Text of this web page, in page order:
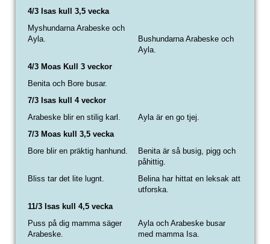
4/3 Isas kull 3,5 vecka
Myshundarna Arabeske och
Ayla.
Bushundarna Arabeske och
Ayla.
4/3 Moas Kull 3 veckor
Benita och Bore busar.
7/3 Isas kull 4 veckor
Arabeske blir en stilig karl.
Ayla är en go tjej.
7/3 Moas kull 3,5 vecka
Bore blir en präktig hanhund.
Benita är så busig, pigg och
påhittig.
Bliss tar det lite lugnt.
Belina har hittat en leksak att
utforska.
11/3 Isas kull 4,5 vecka
Puss på dig mamma säger
Arabeske.
Ayla och Arabeske busar
med mamma Isa.